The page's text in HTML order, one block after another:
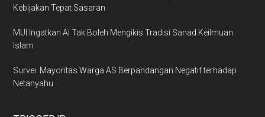
Kebijakan Tepat Sasaran
MUI Ingatkan AI Tak Boleh Mengikis Tradisi Sanad Keilmuan
Islam
Survei: Mayoritas Warga AS Berpandangan Negatif terhadap
Netanyahu